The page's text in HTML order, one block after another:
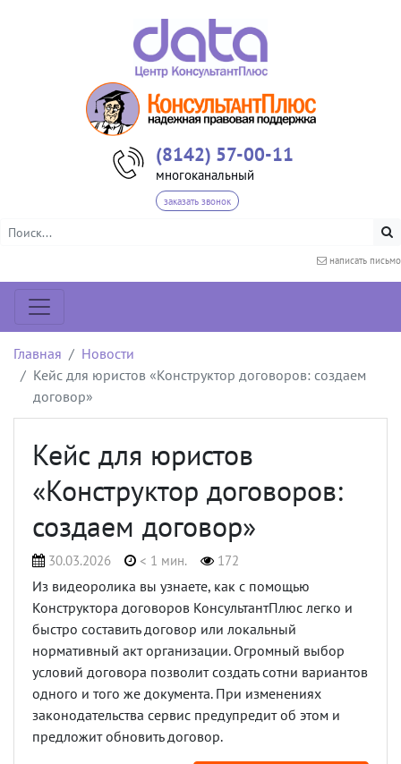
(8142) 57-00-11
многоканальный
заказать звонок
написать письмо
Главная
Новости
Кейс для юристов «Конструктор договоров: создаем
договор»
Кейс для юристов
«Конструктор договоров:
создаем договор»
30.03.2026 < 1 мин. 172
Из видеоролика вы узнаете, как с помощью
Конструктора договоров КонсультантПлюс легко и
быстро составить договор или локальный
нормативный акт организации. Огромный выбор
условий договора позволит создать сотни вариантов
одного и того же документа. При изменениях
законодательства сервис предупредит об этом и
предложит обновить договор.